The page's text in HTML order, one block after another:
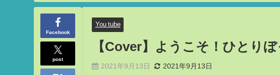
Facebook
post
You tube
【Cover】ようこそ！ひとり
2021年9月13日 2021年9月13日